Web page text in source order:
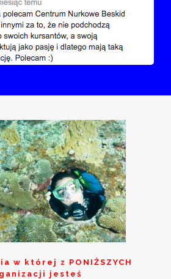
w której z PONIŻSZYCH
jesteś